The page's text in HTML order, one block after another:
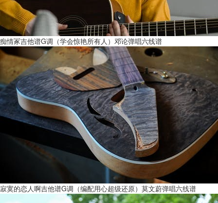
痴情冢吉他谱G调（学会惊艳所有人）邓论弹唱六线谱
寂寞的恋人啊吉他谱G调（编配用心超级还原）莫文蔚弹唱六线谱